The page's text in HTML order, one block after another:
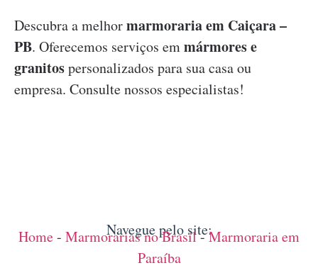
Descubra a melhormarmoraria em Caiçara –
PB. Oferecemos serviços emmármores e
granitospersonalizados para sua casa ou
empresa. Consulte nossos especialistas!
Navegue pelo site:
Home- Marmorarias no Brasil-Marmoraria em
Paraíba